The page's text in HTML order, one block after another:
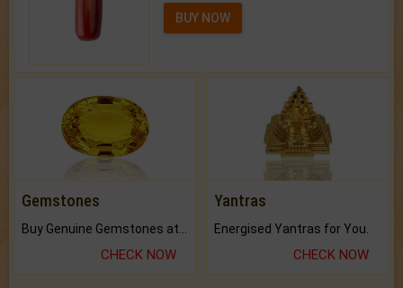
BUY NOW
Gemstones
CHECK NOW
Yantras
Energised Yantras for You.
CHECK NOW